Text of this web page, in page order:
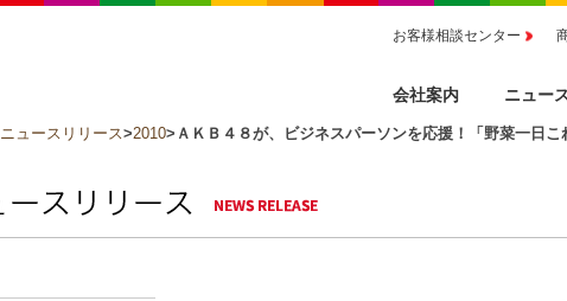
お客様相談センター
会社案内 ニュー
ニュースリリース>2010>ＡＫＢ４８が、ビジネスパーソンを応援！「野菜一日